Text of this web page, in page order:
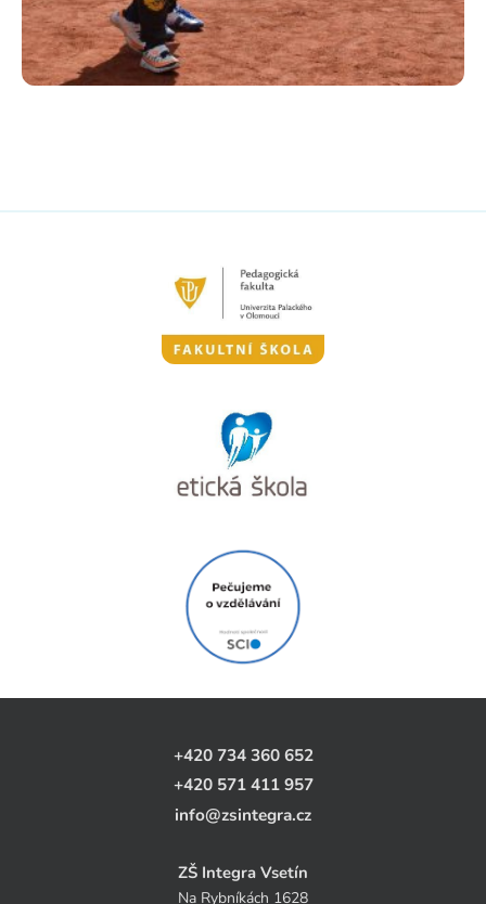
+420 734 360 652
+420 571 411 957
info@zsintegra.cz
ZŠ Integra Vsetín
Na Rybníkách 1628